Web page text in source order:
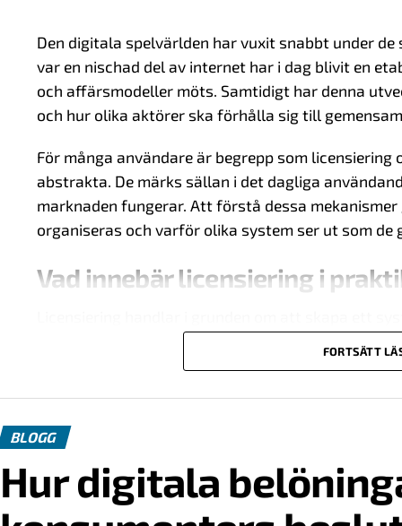
Den digitala spelvärlden har vuxit snabbt under
var en nischad del av internet har i dag blivit en
och affärsmodeller möts. Samtidigt har denna
och hur olika aktörer ska förhålla sig till
För många användare är begrepp som
abstrakta. De märks sällan i det dagliga
marknaden fungerar. Att förstå dessa
organiseras och varför olika system ser ut som de
Vad innebär licensiering i
vissa krav för att få verka inom en specifik
behöver följa fastställda riktlinjer, både tekniskt
transport och andra områden där verksamheter
Skillnaden är att onlinespel ofta rör sig över
komplext.
FORTSÄTT
BLOGG
Hur digitala